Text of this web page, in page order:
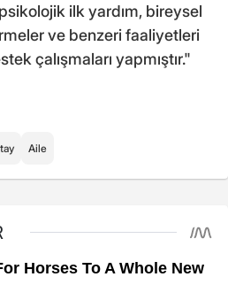
ilk yardım, bireysel
ve benzeri faaliyetleri
çalışmaları yapmıştır."
Aile